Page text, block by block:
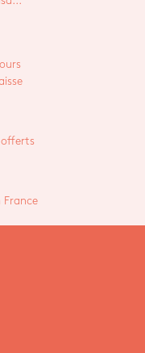
offerts
France